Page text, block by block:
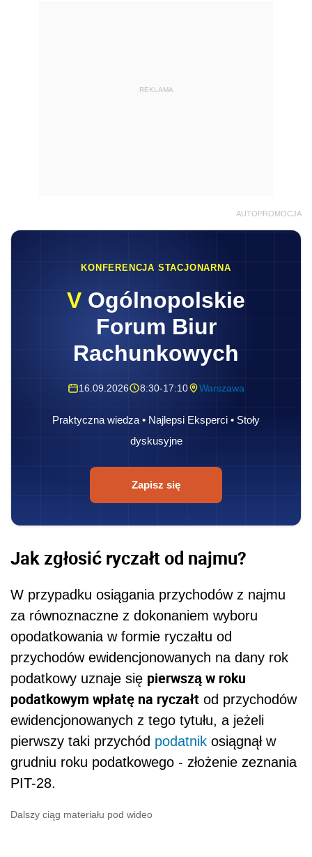
REKLAMA
AUTOPROMOCJA
KONFERENCJA STACJONARNA
V Ogólnopolskie
Forum Biur
Rachunkowych
16.09.2026 8:30-17:10 Warszawa
Praktyczna wiedza • Najlepsi Eksperci • Stoły
dyskusyjne
Zapisz się
Jak zgłosić ryczałt od najmu?
W przypadku osiągania przychodów z najmu
za równoznaczne z dokonaniem wyboru
opodatkowania w formie ryczałtu od
przychodów ewidencjonowanych na dany rok
podatkowy uznaje się pierwszą w roku
podatkowym wpłatę na ryczałt od przychodów
ewidencjonowanych z tego tytułu, a jeżeli
pierwszy taki przychód podatnik osiągnął w
grudniu roku podatkowego - złożenie zeznania
PIT-28.
Dalszy ciąg materiału pod wideo